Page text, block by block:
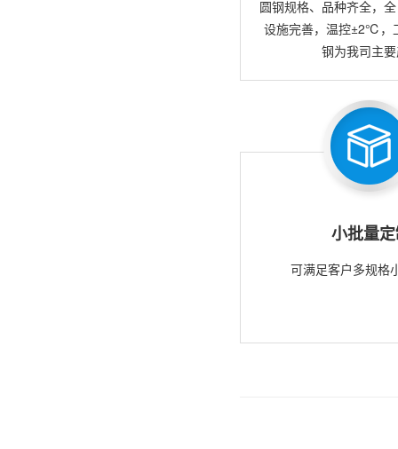
圆钢规格、品种齐全，
设施完善，温控±2℃，
钢为我司主
小批量
可满足客户多规格